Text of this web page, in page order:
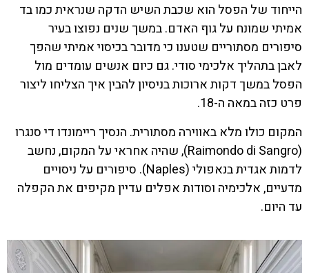
הייחוד של הפסל הוא שכבת השיש הדקה שנראית כמו בד
אמיתי שמונח על גוף האדם. במשך שנים נפוצו בעיר
סיפורים מסתוריים שטענו כי מדובר בכיסוי אמיתי שהפך
לאבן בתהליך אלכימי סודי. גם כיום אנשים עומדים מול
הפסל במשך דקות ארוכות בניסיון להבין איך הצליחו ליצור
פרט כזה במאה ה-18.
המקום כולו מלא באווירה מסתורית. הנסיך ריימונדו די סנגרו
(Raimondo di Sangro), שהיה אחראי על המקום, נחשב
לדמות אגדית בנאפולי (Naples). סיפורים על ניסויים
מדעיים, אלכימיה וסודות אפלים עדיין מקיפים את הקפלה
עד היום.